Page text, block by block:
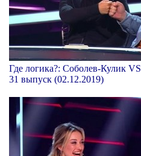
Где логика?: Соболев-Кулик
31 выпуск (02.12.2019)